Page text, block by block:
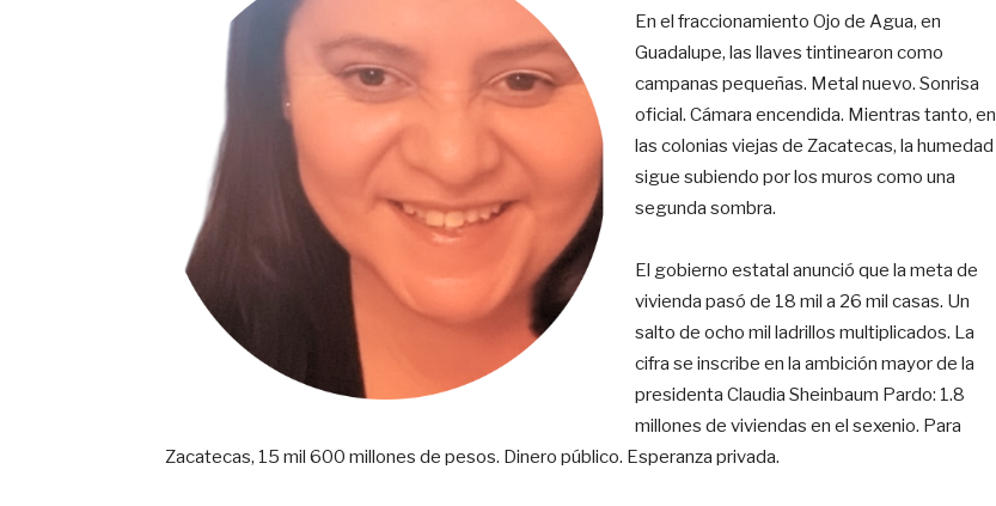
En el fraccionamiento Ojo de Agua, en
Guadalupe, las llaves tintinearon como
campanas pequeñas. Metal nuevo. Sonrisa
oficial. Cámara encendida. Mientras tanto, en
las colonias viejas de Zacatecas, la humedad
sigue subiendo por los muros como una
segunda sombra.
El gobierno estatal anunció que la meta de
vivienda pasó de 18 mil a 26 mil casas. Un
salto de ocho mil ladrillos multiplicados. La
cifra se inscribe en la ambición mayor de la
presidenta Claudia Sheinbaum Pardo: 1.8
millones de viviendas en el sexenio. Para
Zacatecas, 15 mil 600 millones de pesos. Dinero público. Esperanza privada.